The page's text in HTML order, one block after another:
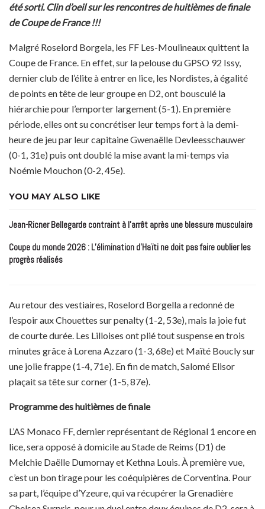
été sorti. Clin d’oeil sur les rencontres de huitièmes de finale
de Coupe de France !!!
Malgré Roselord Borgela, les FF Les-Moulineaux quittent la
Coupe de France. En effet, sur la pelouse du GPSO 92 Issy,
dernier club de l’élite à entrer en lice, les Nordistes, à égalité
de points en tête de leur groupe en D2, ont bousculé la
hiérarchie pour l’emporter largement (5-1). En première
période, elles ont su concrétiser leur temps fort à la demi-
heure de jeu par leur capitaine Gwenaëlle Devleesschauwer
(0-1, 31e) puis ont doublé la mise avant la mi-temps via
Noémie Mouchon (0-2, 45e).
YOU MAY ALSO LIKE
Jean-Ricner Bellegarde contraint à l’arrêt après une blessure musculaire
Coupe du monde 2026 : L’élimination d’Haïti ne doit pas faire oublier les
progrès réalisés
Au retour des vestiaires, Roselord Borgella a redonné de
l’espoir aux Chouettes sur penalty (1-2, 53e), mais la joie fut
de courte durée. Les Lilloises ont plié tout suspense en trois
minutes grâce à Lorena Azzaro (1-3, 68e) et Maïté Boucly sur
une jolie frappe (1-4, 71e). En fin de match, Salomé Elisor
plaçait sa tête sur corner (1-5, 87e).
Programme des huitièmes de finale
L’AS Monaco FF, dernier représentant de Régional 1 encore en
lice, sera opposé à domicile au Stade de Reims (D1) de
Melchie Daëlle Dumornay et Kethna Louis. À première vue,
c’est un bon tirage pour les coéquipières de Corventina. Pour
sa part, l’équipe d’Yzeure, qui va récupérer la Grenadière